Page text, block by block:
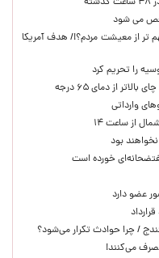
می شود
از معیشت مردم؟!/ هدف آمریکا
از دمای ۶۵ درجه
وارداتی
از ساعت ۱۴
بود
خورده است
عضو دارد